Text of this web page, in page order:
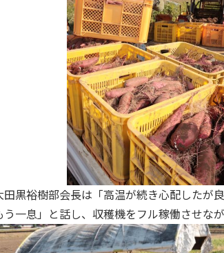
田黒裕樹部会長は「高温が続き心配したが
一息」と話し、収穫機をフル稼働させな